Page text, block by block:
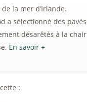
la mer d’Irlande.
a sélectionné des
désarêtés à la
En savoir +
: